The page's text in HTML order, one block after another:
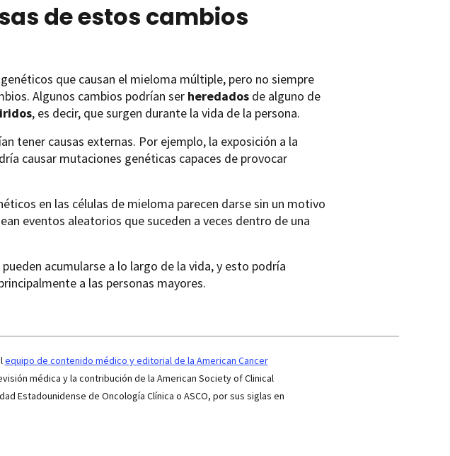
de estos cambios
que causan el mieloma múltiple, pero no siempre
Algunos cambios podrían ser heredados de alguno de
, es decir, que surgen durante la vida de la persona.
tener causas externas. Por ejemplo, la exposición a la
causar mutaciones genéticas capaces de provocar
en las células de mieloma parecen darse sin un motivo
eventos aleatorios que suceden a veces dentro de una
acumularse a lo largo de la vida, y esto podría
a las personas mayores.
equipo de contenido médico y editorial de la American Cancer
médica y la contribución de la American Society of Clinical
Estadounidense de Oncología Clínica o ASCO, por sus siglas en